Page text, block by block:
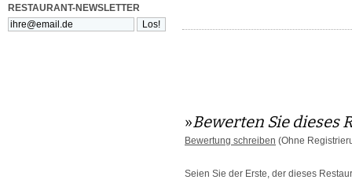
RESTAURANT-NEWSLETTER
»Bewerten Sie dieses
Bewertung schreiben (Ohne
Seien Sie der Erste, der dieses